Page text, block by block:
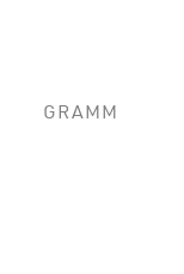
GRAMM